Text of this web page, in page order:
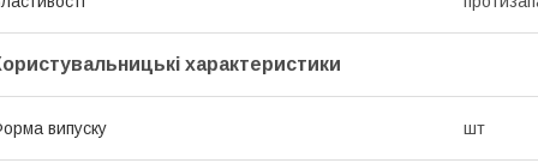
характеристики
випуску шт